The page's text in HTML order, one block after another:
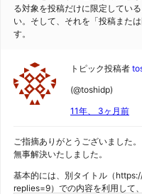
る対象を投稿だけに限定してい
い。そして、それを「投稿また
す。
トピック投稿者
(@toshidp)
11年、 3ヶ月前
ご指摘ありがとうございました。
無事解決いたしました。
基本的には、別タイトル（
replies=9）での内容を利用して